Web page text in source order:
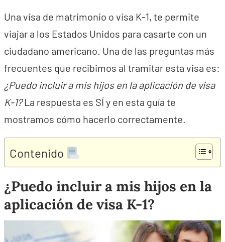
Una visa de matrimonio o visa K-1, te permite
viajar a los Estados Unidos para casarte con un
ciudadano americano. Una de las preguntas más
frecuentes que recibimos al tramitar esta visa es:
¿Puedo incluir a mis hijos en la aplicación de visa
K-1?La respuesta es SÍ y en esta guía te
mostramos cómo hacerlo correctamente.
Contenido
¿Puedo incluir a mis hijos en la
aplicación de visa K-1?